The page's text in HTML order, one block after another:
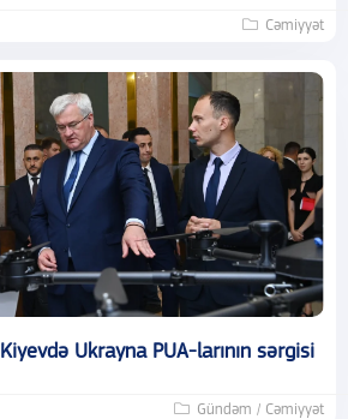
Cəmiyyət
Ukrayna PUA-larının sərgisi
Gündəm / Cəmiyyət